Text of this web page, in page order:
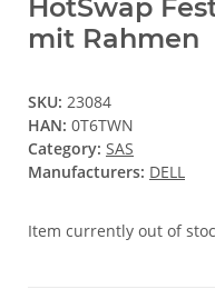
HotSwap
mit Rahmen
SKU: 23084
HAN: 0T6TWN
Category: SAS
Manufacturers: DELL
Item currently out of